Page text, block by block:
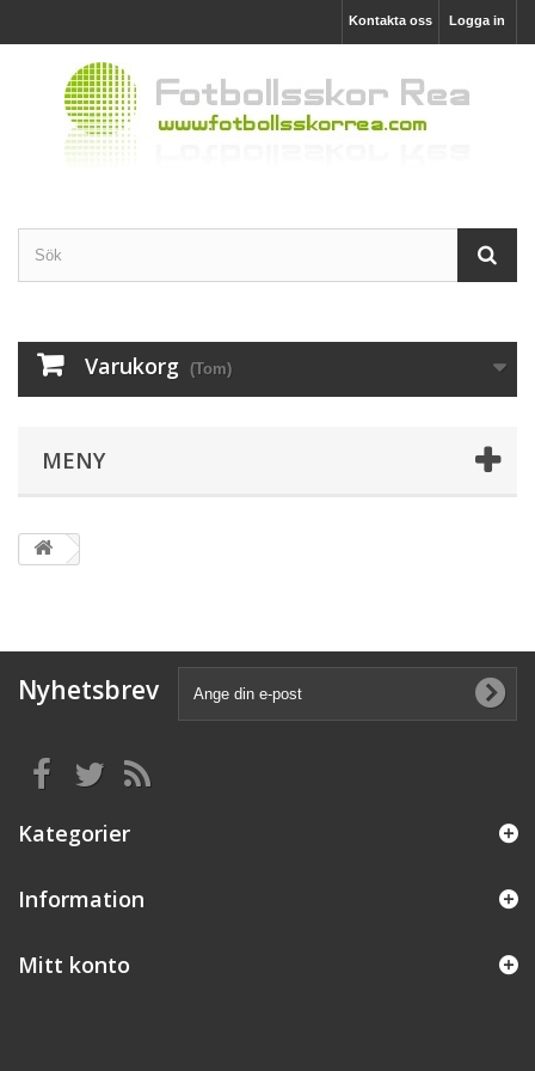
Logga in
Kontakta oss
Varukorg (Tom)
MENY
Nyhetsbrev
Kategorier
Information
Mitt konto